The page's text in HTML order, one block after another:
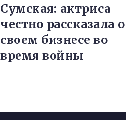
Сумская: актриса
честно рассказала о
своем бизнесе во
время войны